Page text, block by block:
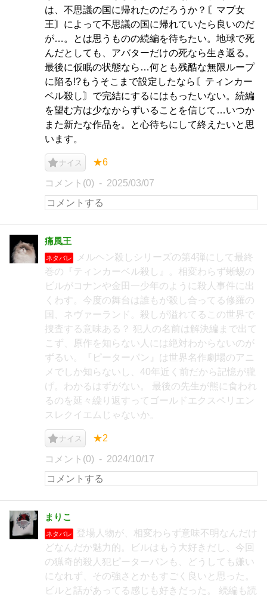
は、不思議の国に帰れたのだろうか？〘マブ女
王〙によって不思議の国に帰れていたら良いのだ
が…。とは思うものの続編を待ちたい。地球で死
んだとしても、アバターだけの死なら生き返る。
最後に仮眠の状態なら…何とも残酷な無限ループ
に陥る!?もうそこまで設定したなら〘ティンカー
ベル殺し〙で完結にするにはもったいない。続編
を望む方は少なからずいることを信じて…いつか
また新たな作品を。と心待ちにして終えたいと思
います。
ナイス ★6
コメント(0) 2025/03/07
痛風王
ネタバレ
メルヘン殺しシリーズの第4弾にして最終
巻の『ティンカーベル殺し』。相変わらず蜥蜴の
ビルがコナンや金田一少年のように殺人事件に出
くわす。今度の舞台は誰もが殺し合ってる修羅の
国、ネヴァーランド。殺しが溢れてるこの世界で
捜査する意味ある？ 犯人の名前は解決編まで出て
こず、原作を知らない人には絶対わからないのが
ずるい。『ピーターパン』は世界名作劇場のアニ
メでしか知らないし、40年近く前だから記憶が朧
げ。わかるはずがない。 最後の先生が熊に食われ
るのを延々繰り返すってゴールドエクスペリエン
スレクイエムじゃないか。
ナイス ★2
コメント(0) 2024/10/17
まりこ
ネタバレ
登場人物が、相変わらず意味不明なんだけ
どなんだか魅力的。ビルはもう大好きだし、今回
の猟奇的殺人犯ピーターパンも、どうしても嫌い
になれず、その強さとかもすごく良いと思った。
ビルと話があってる感じも好きだった。 続編も読